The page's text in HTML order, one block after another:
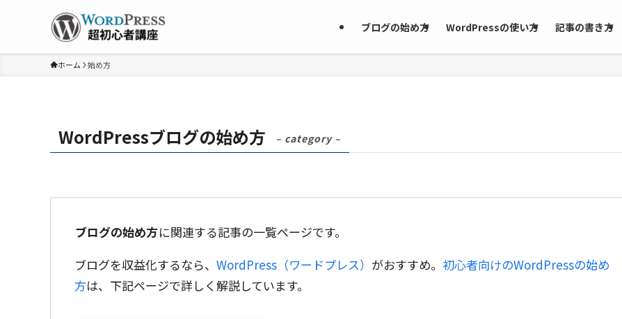
ブログの始め方 WordPressの使い方 記事の書き方
ホーム 始め方
WordPressブログの始め方 – category –
ブログの始め方に関連する記事の一覧ページです。
ブログを収益化するなら、 WordPress（ワードプレス） がおすすめ。 初心者向けのWordPressの始め
方は、下記ページで詳しく解説しています。